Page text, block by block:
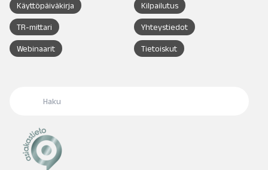
Käyttöpäiväkirja Kilpailutus
TR-mittari Yhteystiedot
Webinaarit Tietoiskut